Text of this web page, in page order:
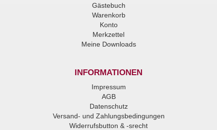
Gästebuch
Warenkorb
Konto
Merkzettel
Meine Downloads
INFORMATIONEN
Impressum
AGB
Datenschutz
Versand- und Zahlungsbedingungen
Widerrufsbutton & -srecht